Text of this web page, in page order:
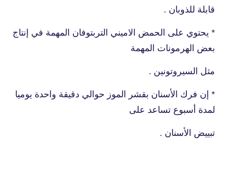
قابلة للذوبان .
* يحتوي على الحمض الاميني التربتوفان المهمة في إنتاج
بعض الهرمونات المهمة
مثل السيروتونين .
* إن فرك الأسنان بقشر الموز حوالي دقيقة واحدة يوميا
لمدة أسبوع تساعد على
تبييض الأسنان .